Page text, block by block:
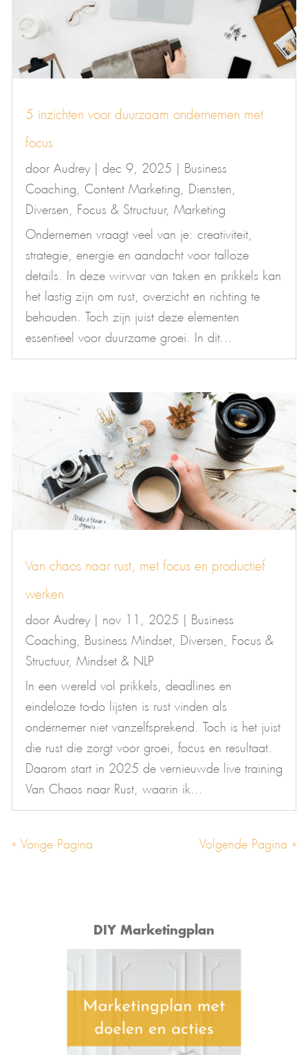
5 inzichten voor duurzaam ondernemen met
focus
Audrey dec 9, 2025 Business
Coaching Content Marketing Diensten
Diversen Focus & Structuur Marketing
Ondernemen vraagt veel van je: creativiteit,
strategie, energie en aandacht voor talloze
details. In deze wirwar van taken en prikkels kan
het lastig zijn om rust, overzicht en richting te
behouden. Toch zijn juist deze elementen
essentieel voor duurzame groei. In dit...
Van chaos naar rust, met focus en productief
werken
door Audrey| nov 11, 2025 Business
Coaching Business Mindset, Diversen Focus &
Structuur, Mindset & NLP
In een wereld vol prikkels, deadlines en
eindeloze to-do lijsten is rust vinden als
ondernemer niet vanzelfsprekend. Toch is het juist
die rust die zorgt voor groei, focus en resultaat.
Daarom start in 2025 de vernieuwde live training
Van Chaos naar Rust, waarin ik...
« Vorige Pagina Volgende Pagina »
DIY Marketingplan